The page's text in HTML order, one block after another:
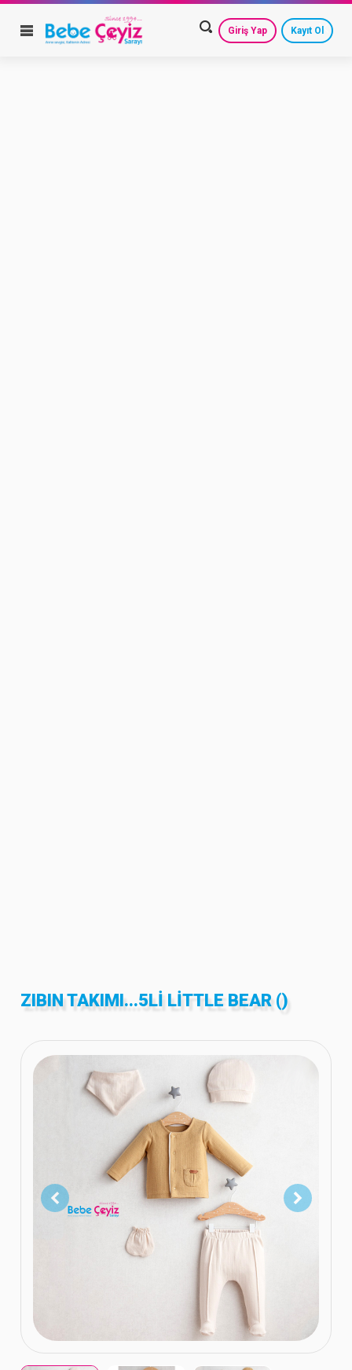
Giriş Yap Kayıt Ol
ZIBIN TAKIMI...5LI LITTLE BEAR ()